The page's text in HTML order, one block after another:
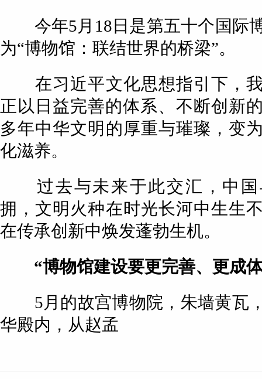
今年5月18日是第五十个国际
为“博物馆：联结世界的桥梁”。
在习近平文化思想指引下，我
正以日益完善的体系、不断创新
多年中华文明的厚重与璀璨，变
化滋养。
过去与未来于此交汇，中国
拥，文明火种在时光长河中生生
在传承创新中焕发蓬勃生机。
“博物馆建设要更完善、更成
5月的故宫博物院，朱墙黄瓦
华殿内，从赵孟